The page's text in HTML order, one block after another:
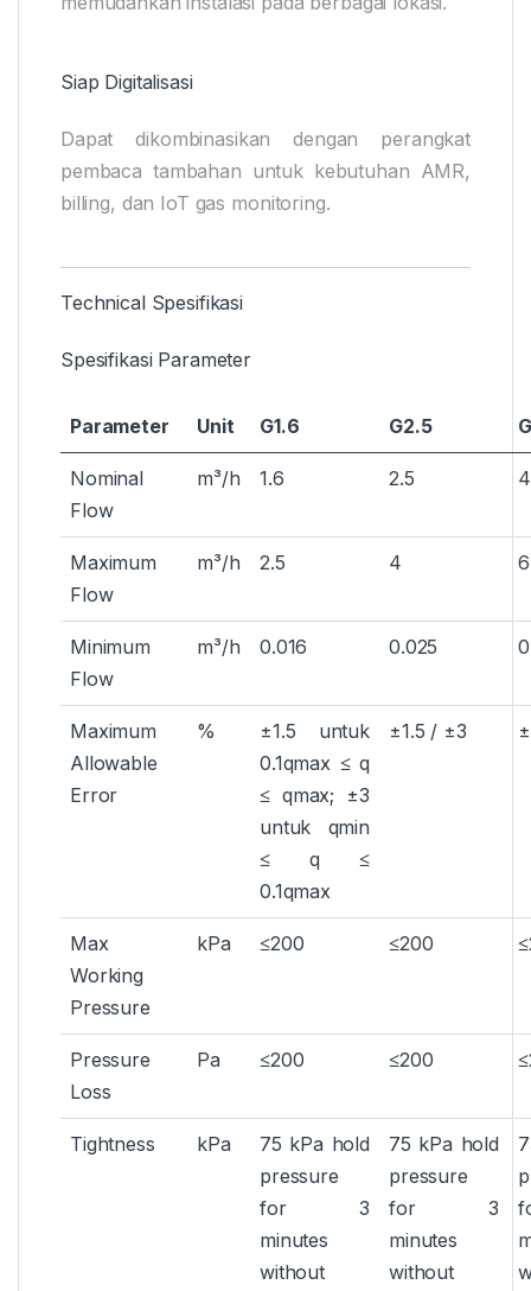
Siap Digitalisasi
Dapat dikombinasikan dengan perangkat
pembaca tambahan untuk kebutuhan AMR,
billing, dan IoT gas monitoring.
Technical Spesifikasi
Spesifikasi Parameter
Parameter Unit G1.6 G2.5
Nominal
Flow
m³/h 1.6 2.5 4
Maximum
Flow
m³/h 2.5 4 6
Minimum
Flow
m³/h 0.016 0.025
Maximum
Allowable
Error
%
±1.5 untuk
0.1qmax ≤ q
≤ qmax; ±3
untuk qmin
≤ q ≤
0.1qmax
±1.5 / ±3
Max
Working
Pressure
kPa ≤200 ≤200
Pressure
Loss
Pa ≤200 ≤200
Tightness kPa
75 kPa hold
pressure
for 3
minutes
without
75 kPa hold
pressure
for 3
minutes
without